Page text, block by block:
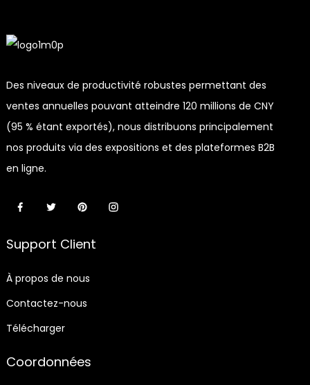
Des niveaux de productivité robustes permettant des
ventes annuelles pouvant atteindre 120 millions de CNY
(95 % étant exportés), nous distribuons principalement
nos produits via des expositions et des plateformes B2B
en ligne.
Support Client
À propos de nous
Contactez-nous
Télécharger
Coordonnées